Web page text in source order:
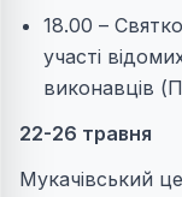
18.00 –
участі
виконавців
22-26 травня
Мукачівський